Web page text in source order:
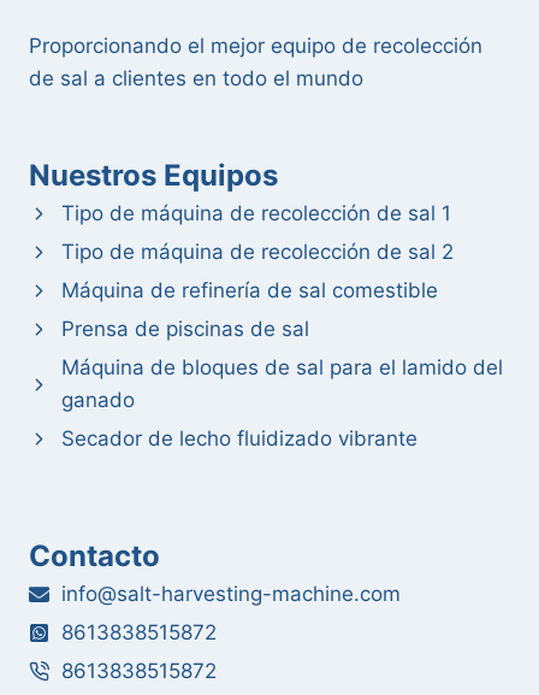
Proporcionando el mejor equipo de recolección
de sal a clientes en todo el mundo
Nuestros Equipos
Tipo de máquina de recolección de sal 1
Tipo de máquina de recolección de sal 2
Máquina de refinería de sal comestible
Prensa de piscinas de sal
Máquina de bloques de sal para el lamido del
ganado
Secador de lecho fluidizado vibrante
Contacto
info@salt-harvesting-machine.com
8613838515872
8613838515872